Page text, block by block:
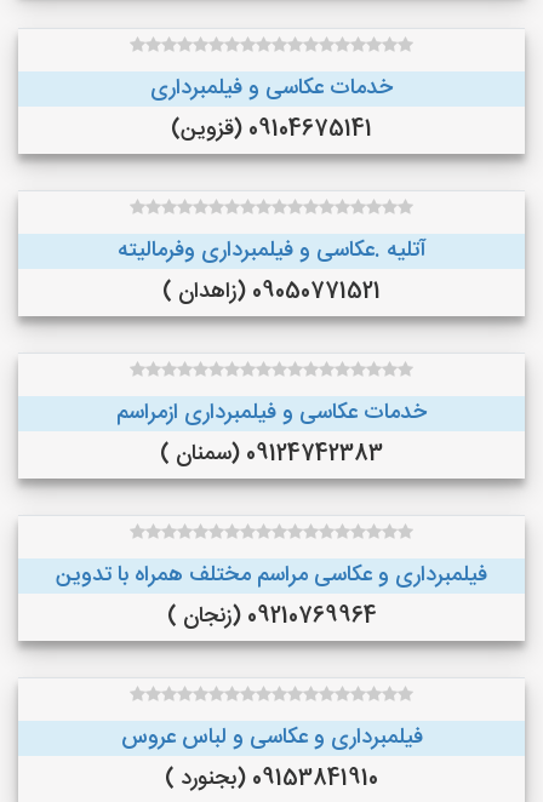
خدمات عکاسی و فیلمبرداری
09104675141 (قزوین)
آتلیه .عکاسی و فیلمبرداری وفرمالیته
09050771521 (زاهدان )
خدمات عکاسی و فیلمبرداری ازمراسم
09124742383 (سمنان )
فیلمبرداری و عکاسی مراسم مختلف همراه با تدوین
09210769964 (زنجان )
فیلمبرداری و عکاسی و لباس عروس
09153841910 (بجنورد )